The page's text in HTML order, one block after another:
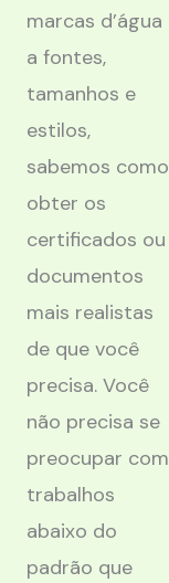
marcas d’água
a fontes,
tamanhos e
estilos,
sabemos como
obter os
certificados ou
documentos
mais realistas
de que você
precisa. Você
não precisa se
preocupar com
trabalhos
abaixo do
padrão que